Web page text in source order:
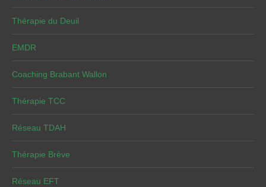
Thérapie du Deuil
EMDR
Coaching Brabant Wallon
Thérapie TCC
Réseau TDAH
Thérapie Brève
Réseau EFT